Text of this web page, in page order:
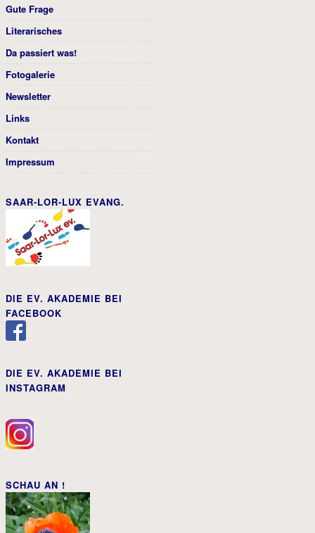
Gute Frage
Literarisches
Da passiert was!
Fotogalerie
Newsletter
Links
Kontakt
Impressum
SAAR-LOR-LUX EVANG.
DIE EV. AKADEMIE BEI
FACEBOOK
DIE EV. AKADEMIE BEI
INSTAGRAM
SCHAU AN !